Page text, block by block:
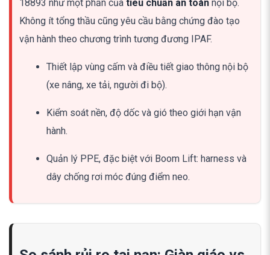
18893 như một phần của tiêu chuẩn an toàn nội bộ.
Không ít tổng thầu cũng yêu cầu bằng chứng đào tạo
vận hành theo chương trình tương đương IPAF.
Thiết lập vùng cấm và điều tiết giao thông nội bộ
(xe nâng, xe tải, người đi bộ).
Kiểm soát nền, độ dốc và gió theo giới hạn vận
hành.
Quản lý PPE, đặc biệt với Boom Lift: harness và
dây chống rơi móc đúng điểm neo.